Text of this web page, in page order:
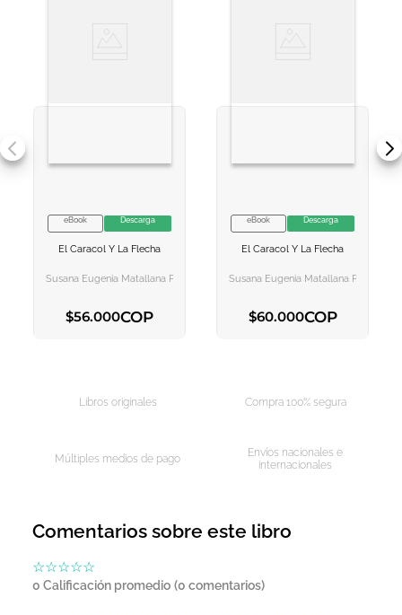
VER INFORMACION
eBook Descarga
El Caracol Y La Flecha
Susana Eugenia Matallana Peláez
$56.000COP
VER INFORMACION
eBook Descarga
El Caracol Y La Flecha
Susana Eugenia Matallana Peláez
$60.000COP
Libros originales Compra 100% segura
Múltiples medios de pago
Envíos nacionales e
internacionales
Comentarios sobre este libro
☆☆☆☆☆
0 Calificación promedio (0 comentarios)